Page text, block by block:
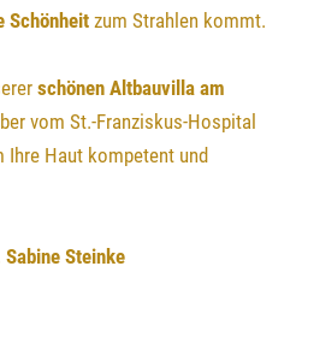
Schönheit zum Strahlen kommt.
schönen Altbauvilla am
vom St.-Franziskus-Hospital
Ihre Haut kompetent und
Sabine Steinke